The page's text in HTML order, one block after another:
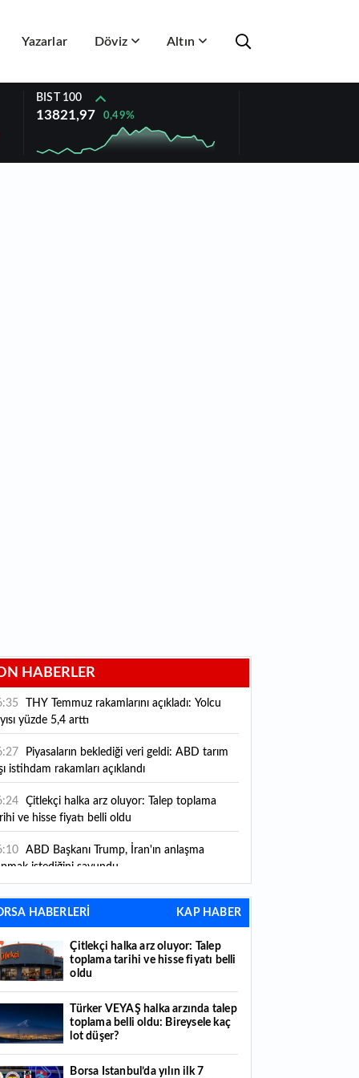
Yazarlar Döviz Altın
BIST 100
13821,97 0,49%
HABERLER
yüzde 5,4 arttı
istihdam rakamları açıklandı
Çitlekçi halka arz oluyor: Talep toplama
ve hisse fiyatı belli oldu
ABD Başkanı Trump, İran'ın anlaşma
istediğini savundu
Boğaz’ın kıtaları birleştiren ruhu Memorial
Galerilerinde
Hafta sonu hava nasıl olacak?
Burgan Bank ilk yarı finansal sonuçlarını
Kaya Hotels & Resorts'tan Barselona'da
otel yatırımı
HABERLERİ KAP HABER
Çitlekçi halka arz oluyor: Talep
toplama tarihi ve hisse fiyatı belli
oldu
Türker VEYAŞ halka arzında talep
toplama belli oldu: Bireysele kaç
lot düşer?
Borsa İstanbul’da yılın ilk 7